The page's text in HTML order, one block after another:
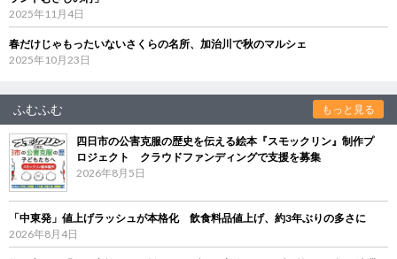
2025年11月4日
春だけじゃもったいないさくらの名所、加治川で秋のマルシェ
2025年10月23日
ふむふむ もっと見る
四日市の公害克服の歴史を伝える絵本『スモックリン』制作プ
ロジェクト クラウドファンディングで支援を募集
2026年8月5日
「中東発」値上げラッシュが本格化 飲食料品値上げ、約3年ぶりの多さに
2026年8月4日